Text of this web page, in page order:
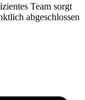
Team sorgt
abgeschlossen